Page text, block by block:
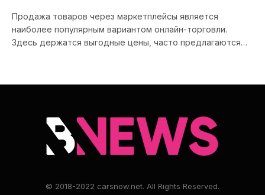
Продажа товаров через маркетплейсы является
наиболее популярным вариантом онлайн-торговли.
Здесь держатся выгодные цены, часто предлагаются…
© 2018-2022 carsnow.net. All Rights Reserved.